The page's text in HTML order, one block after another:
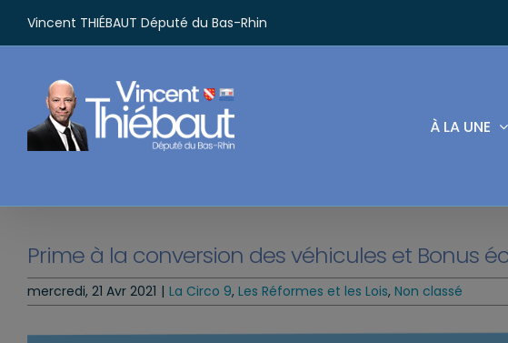
contenu
Vincent THIÉBAUT Député du Bas-Rhin
À LA UNE
Prime à la conversion des véhicules et Bonus
mercredi, 21 Avr 2021 | La Circo 9, Les Réformes et les Lois, Non classé